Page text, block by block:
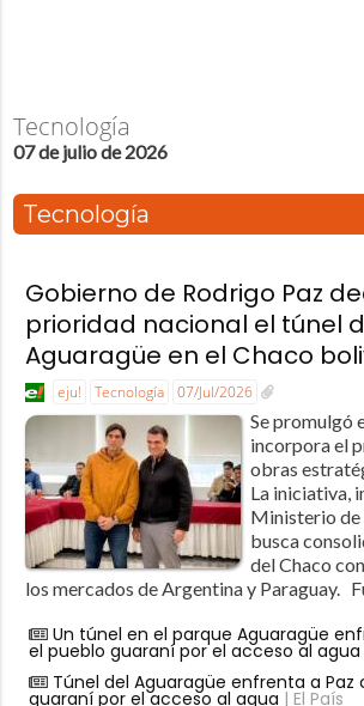
Tecnología
07 de julio de 2026
Tecnología
Gobierno de Rodrigo Paz
prioridad nacional el túnel
Aguaragüe en el Chaco
eju! Tecnología 07/Jul/2026
Se promulgó
incorpora el
obras
La iniciativa,
Ministerio de
busca
del Chaco
los mercados de Argentina y Paraguay.
Un túnel en el parque Aguaragüe
el pueblo guaraní por el acceso al agua
Túnel del Aguaragüe enfrenta a Paz
guaraní por el acceso al agua | El País